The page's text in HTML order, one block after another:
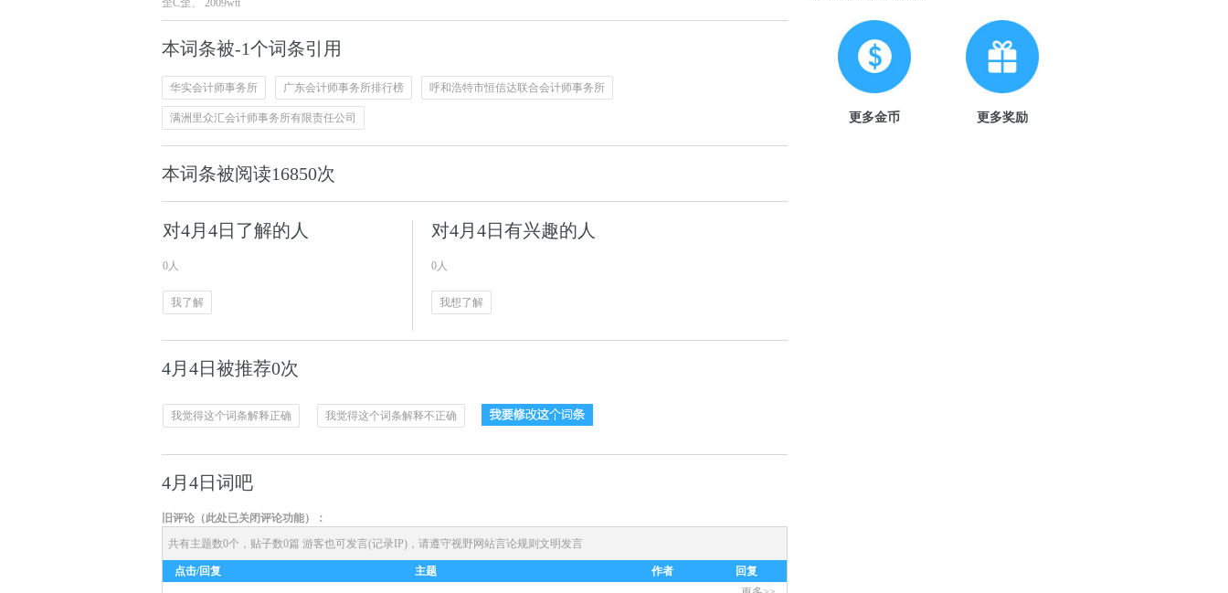
歪C歪、 2009wtt
本词条被-1个词条引用
华实会计师事务所 广东会计师事务所排行榜 呼和浩特市恒信达联合会计师事务所
满洲里众汇会计师事务所有限责任公司
本词条被阅读16850次
对4月4日了解的人
0人
我了解
对4月4日有兴趣的人
0人
我想了解
4月4日被推荐0次
我觉得这个词条解释正确 我觉得这个词条解释不正确
4月4日词吧
旧评论（此处已关闭评论功能）：
共有主题数0个，贴子数0篇 游客也可发言(记录IP)，请遵守视野网站言论规则 文明发言
点击/回复 主题 作者
回复
更多金币 更多奖励